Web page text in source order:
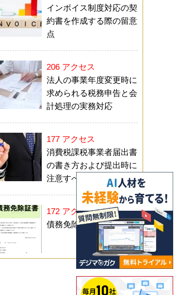
インボイス制度対応の契
約書を作成する際の留意
点
206 アクセス
法人の事業年度変更時に
求められる税務申告と会
計処理の実務対応
177 アクセス
消費税課税事業者届出書
の書き方および提出時に
注意すべきポイント
172 アクセス
債務免除証書